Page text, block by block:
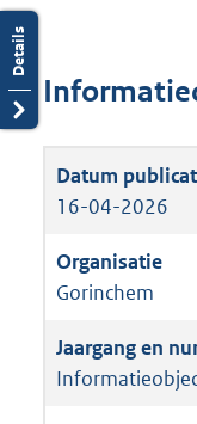
16-04-2026
Gorinchem